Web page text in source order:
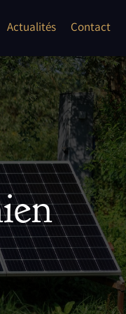
Actualités Contact